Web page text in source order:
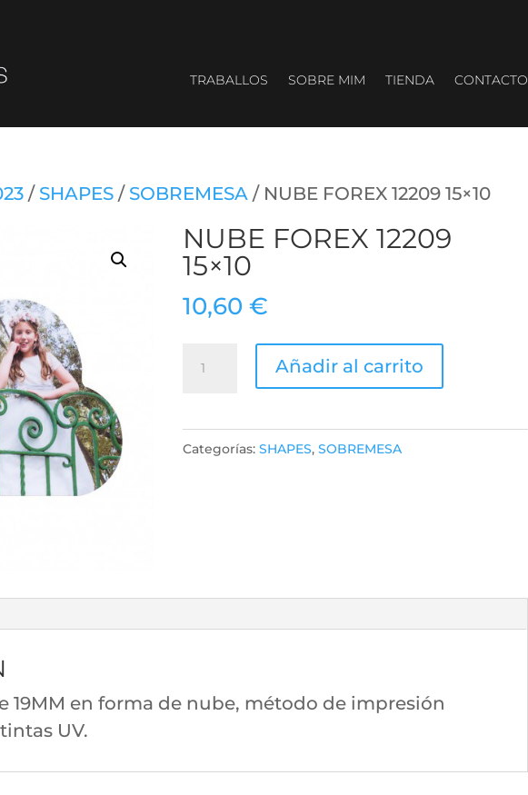
TRABALLOS SOBRE MIM TIENDA CONTACTO
/ SHAPES / SOBREMESA / NUBE FOREX 12209 15×10
NUBE FOREX 12209
15×10
10,60€
Añadir al carrito
Categorías:SHAPES,SOBREMESA
19MM en forma de nube, método de impresión
UV.